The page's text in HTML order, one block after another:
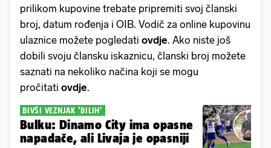
prilikom kupovine trebate pripremiti svoj članski
broj, datum rođenja i OIB. Vodič za online kupovinu
ulaznice možete pogledati ovdje. Ako niste još
dobili svoju člansku iskaznicu, članski broj možete
saznati na nekoliko načina koji se mogu
pročitati ovdje.
BIVŠI VEZNJAK 'BILIH'
Bulku: Dinamo City ima opasne
napadače, ali Livaja je opasniji